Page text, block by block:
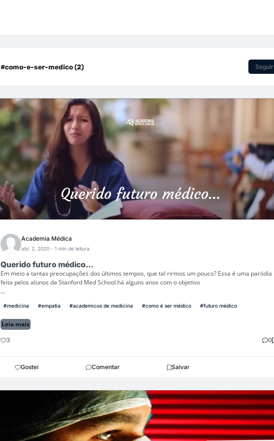
#como-e-ser-medico (2) Seguir
Academia Médica
abr. 2, 2020 - 1 min de leitura
Querido futuro médico...
Em meio a tantas preocupações dos últimos tempos, que tal rirmos um pouco? Essa é uma paródia
feita pelos alunos da Stanford Med School há alguns anos com o objetivo
...
#medicina #empatia #academicos de medicina #como é ser médico #futuro médico
Leia mais
3 0
Gostei Comentar Salvar